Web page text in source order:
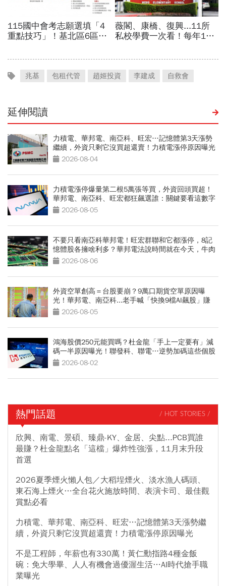
兆基 包租代管 趙姬投資 李建成 自救會
延伸閱讀
力積電、華邦電、南亞科、旺宏…記憶體第3天漲勢
繼續，外資只剩它沒買超還賣！力積電漲停原因曝光
2026-08-04
力積電漲停爆量第二根5萬張等買，外資回頭買超！
華邦電、南亞科、旺宏都狂飆選誰：關鍵要看這數字
2026-08-05
不要只看南亞科華邦電！旺宏群聯和它都漲停，8記
憶體股各擁啥利多？華邦電法說時間就在今天，牛肉
大塊嗎
2026-08-06
外資空單創高＝台股要崩？9萬口期貨空單原因曝
光！華邦電、南亞科...老手喊「快換9檔AI飆股」賺
Q3大行情
2026-08-05
鴻海股價250元能買嗎？杜金龍「手上一定要有」減
碼一半原因曝光！聯發科、聯電…逆勢加碼這些個股
2026-08-02
熱門話題 / HOT STORIES /
欣興、南電、景碩、臻鼎-KY、金居、尖點...PCB買誰
最賺？杜金龍點名「這檔」爆炸性強漲，11月末升段
首選
2026夏季煙火懶人包／大稻埕煙火、淡水漁人碼頭、
東石海上煙火…全台花火施放時間、表演卡司、最佳觀
賞點必看
力積電、華邦電、南亞科、旺宏…記憶體第3天漲勢繼
續，外資只剩它沒買超還賣！力積電漲停原因曝光
不是工程師，年薪也有330萬！黃仁勳指路4種金飯
碗：免大學畢、人人有機會過優渥生活…AI時代搶手職
業曝光